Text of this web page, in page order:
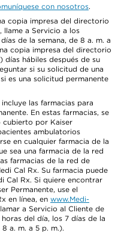
con nosotros.
copia impresa del directorio
llame a Servicio a los
de la semana, de 8 a. m. a
copia impresa del directorio
hábiles después de su
si su solicitud de una
es una solicitud permanente
las farmacias para
En estas farmacias, se
cubierto por Kaiser
ambulatorios
en cualquier farmacia de la
sea una farmacia de la red
farmacias de la red de
Cal Rx. Su farmacia puede
Cal Rx. Si quiere encontrar
Permanente, use el
en línea, en www.Medi-
a Servicio al Cliente de
del día, los 7 días de la
a. m. a 5 p. m.).